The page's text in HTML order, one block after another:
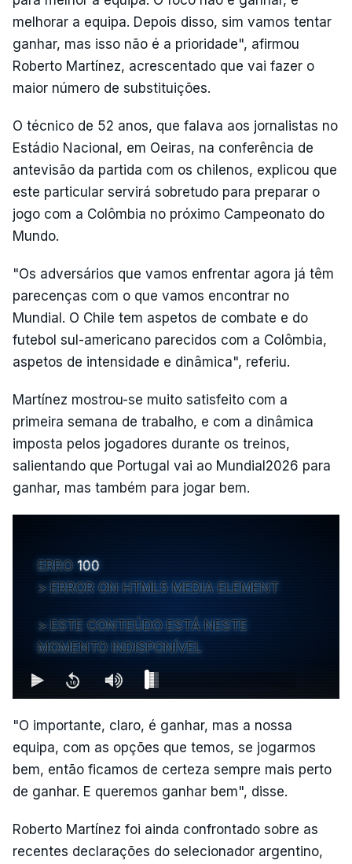
melhorar a equipa. Depois disso, sim vamos tentar
ganhar, mas isso não é a prioridade", afirmou
Roberto Martínez, acrescentado que vai fazer o
maior número de substituições.
O técnico de 52 anos, que falava aos jornalistas no
Estádio Nacional, em Oeiras, na conferência de
antevisão da partida com os chilenos, explicou que
este particular servirá sobretudo para preparar o
jogo com a Colômbia no próximo Campeonato do
Mundo.
"Os adversários que vamos enfrentar agora já têm
parecenças com o que vamos encontrar no
Mundial. O Chile tem aspetos de combate e do
futebol sul-americano parecidos com a Colômbia,
aspetos de intensidade e dinâmica", referiu.
Martínez mostrou-se muito satisfeito com a
primeira semana de trabalho, e com a dinâmica
imposta pelos jogadores durante os treinos,
salientando que Portugal vai ao Mundial2026 para
ganhar, mas também para jogar bem.
ERRO 100
ERROR ON HTML5 MEDIA ELEMENT
ESTE CONTEÚDO ESTÁ NESTE
MOMENTO INDISPONÍVEL
"O importante, claro, é ganhar, mas a nossa
equipa, com as opções que temos, se jogarmos
bem, então ficamos de certeza sempre mais perto
de ganhar. E queremos ganhar bem", disse.
Roberto Martínez foi ainda confrontado sobre as
recentes declarações do selecionador argentino,